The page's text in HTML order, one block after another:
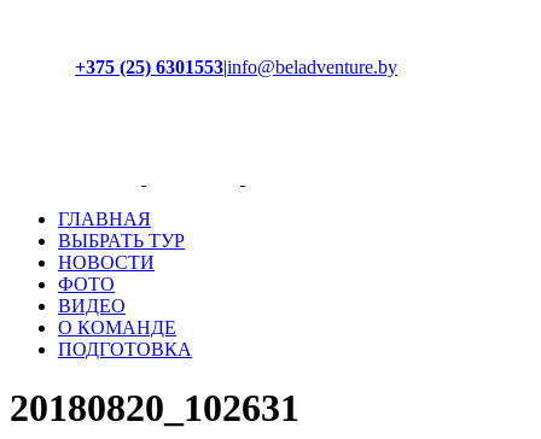
+375 (25) 6301553|info@beladventure.by
ГЛАВНАЯ
ВЫБРАТЬ ТУР
НОВОСТИ
ФОТО
ВИДЕО
О КОМАНДЕ
ПОДГОТОВКА
20180820_102631